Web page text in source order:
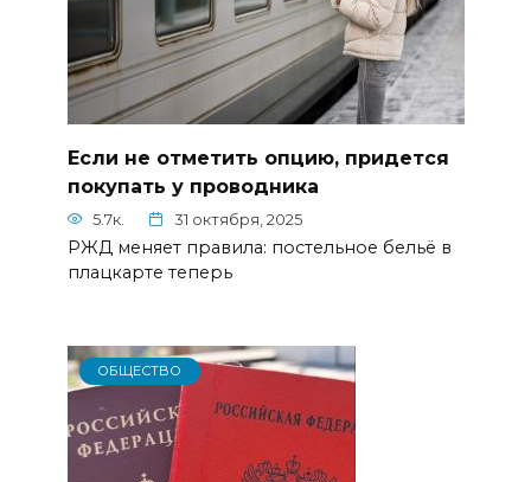
Если не отметить опцию, придется
покупать у проводника
5.7к. 31 октября, 2025
РЖД меняет правила: постельное бельё в
плацкарте теперь
ОБЩЕСТВО